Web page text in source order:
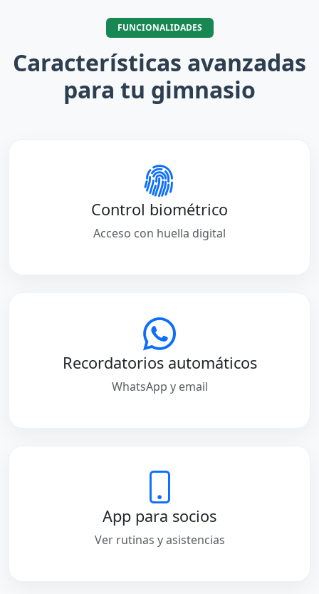
FUNCIONALIDADES
Características avanzadas
para tu gimnasio
Control biométrico
Acceso con huella digital
Recordatorios automáticos
WhatsApp y email
App para socios
Ver rutinas y asistencias